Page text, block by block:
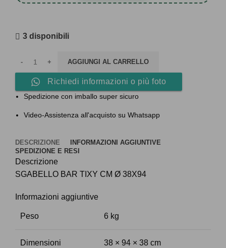
3 disponibili
AGGIUNGI AL CARRELLO
Richiedi informazioni o più foto
Spedizione con imballo super sicuro
Video-Assistenza all'acquisto su Whatsapp
DESCRIZIONE
INFORMAZIONI AGGIUNTIVE
SPEDIZIONE E RESI
Descrizione
SGABELLO BAR TIXY CM Ø 38X94
Informazioni aggiuntive
Peso 6 kg
Dimensioni 38 × 94 × 38 cm